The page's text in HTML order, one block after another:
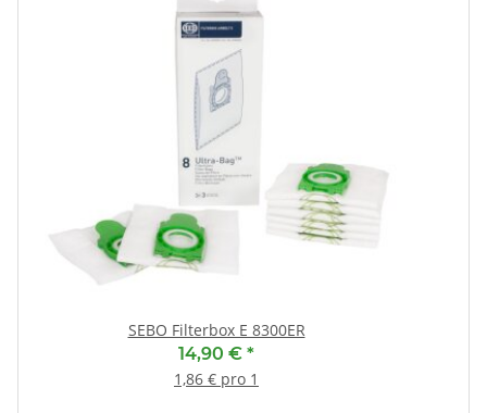
SEBO Filterbox E 8300ER
14,90 € *
1,86 € pro 1